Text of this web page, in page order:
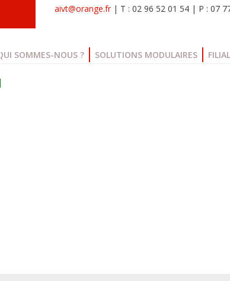
aivt@orange.fr| T : 02 96 52 01 54 | P : 07
QUI SOMMES-NOUS ? SOLUTIONS MODULAIRES